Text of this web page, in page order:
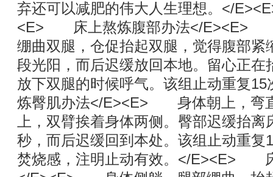
弃还可以减肥的伟大人生理想。</
<E> 床上熬炼腹部办法</E><E>
绷曲双腿，仓促抬起双腿，觉得腹部紧
段光阳，而后迟缓放回本地。留心正在
放下双腿的时候呼气。该组止动重
炼臀肌办法</E><E> 身体朝上，弯
上，双臂挨着身体两侧。臀部迟缓抬
秒，而后迟缓回到本处。该组止动重复
焚烧感，注明止动有效。</E><E>